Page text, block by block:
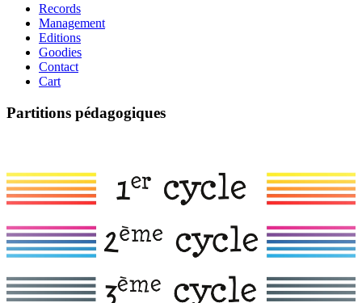
Records
Management
Editions
Goodies
Contact
Cart
Partitions pédagogiques